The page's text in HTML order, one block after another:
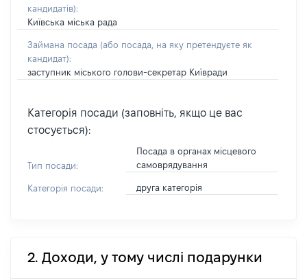
кандидатів):
Київська міська рада
Займана посада (або посада, на яку претендуєте як
кандидат):
заступник міського голови-секретар Київради
Категорія посади (заповніть, якщо це вас
стосується):
Тип посади:
Посада в органах місцевого
самоврядування
Категорія посади: друга категорія
2. Доходи, у тому числі подарунки